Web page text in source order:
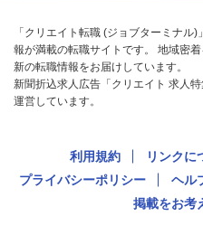
「クリエイト転職 (ジョブターミナ
報が満載の転職サイトです。 地域密
新の転職情報をお届けしています。
新聞折込求人広告「クリエイト 求人
運営しています。
利用規約 リンクに
プライバシーポリシー
ヘル
掲載をお考